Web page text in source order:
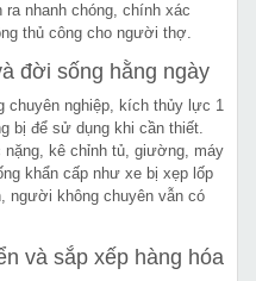
nhanh chóng, chính xác
thủ công cho người thợ.
đời sống hằng ngày
chuyên nghiệp, kích thủy lực 1
bị để sử dụng khi cần thiết.
nặng, kê chỉnh tủ, giường, máy
khẩn cấp như xe bị xẹp lốp
người không chuyên vẫn có
và sắp xếp hàng hóa